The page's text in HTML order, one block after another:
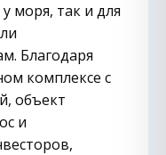
моря, так и для
Благодаря
комплексе с
объект
и